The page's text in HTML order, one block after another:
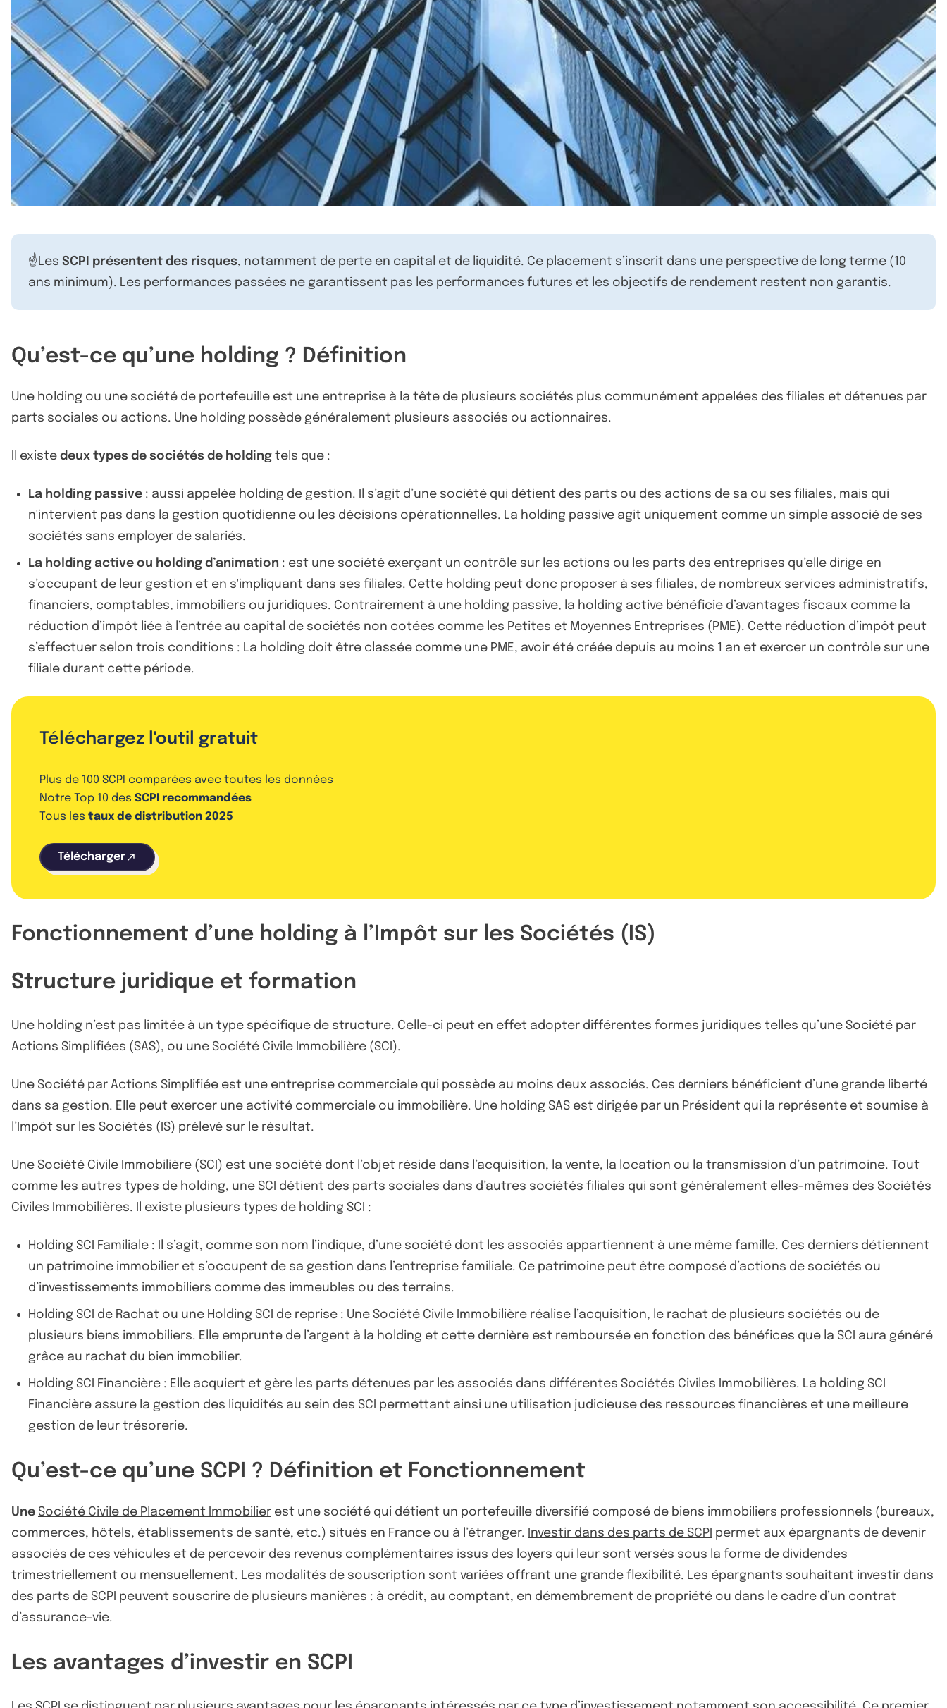
☝️Les SCPI présentent des risques, notamment de perte en capital et de liquidité. Ce placement s’inscrit dans une perspective de long terme (10
ans minimum). Les performances passées ne garantissent pas les performances futures et les objectifs de rendement restent non garantis.
Qu’est-ce qu’une holding ? Définition
Une holding ou une société de portefeuille est une entreprise à la tête de plusieurs sociétés plus communément appelées des filiales et détenues par
parts sociales ou actions. Une holding possède généralement plusieurs associés ou actionnaires.
Il existe deux types de sociétés de holding tels que :
La holding passive : aussi appelée holding de gestion. Il s’agit d’une société qui détient des parts ou des actions de sa ou ses filiales, mais qui
n'intervient pas dans la gestion quotidienne ou les décisions opérationnelles. La holding passive agit uniquement comme un simple associé de ses
sociétés sans employer de salariés.
La holding active ou holding d’animation : est une société exerçant un contrôle sur les actions ou les parts des entreprises qu’elle dirige en
s’occupant de leur gestion et en s'impliquant dans ses filiales. Cette holding peut donc proposer à ses filiales, de nombreux services administratifs,
financiers, comptables, immobiliers ou juridiques. Contrairement à une holding passive, la holding active bénéficie d’avantages fiscaux comme la
réduction d’impôt liée à l’entrée au capital de sociétés non cotées comme les Petites et Moyennes Entreprises (PME). Cette réduction d’impôt peut
s’effectuer selon trois conditions : La holding doit être classée comme une PME, avoir été créée depuis au moins 1 an et exercer un contrôle sur une
filiale durant cette période.
Téléchargez l'outil gratuit
Plus de 100 SCPI comparées avec toutes les données
Notre Top 10 des SCPI recommandées
Tous les taux de distribution 2025
Télécharger
Fonctionnement d’une holding à l’Impôt sur les Sociétés (IS)
Structure juridique et formation
Une holding n’est pas limitée à un type spécifique de structure. Celle-ci peut en effet adopter différentes formes juridiques telles qu’une Société par
Actions Simplifiées (SAS), ou une Société Civile Immobilière (SCI).
Une Société par Actions Simplifiée est une entreprise commerciale qui possède au moins deux associés. Ces derniers bénéficient d’une grande liberté
dans sa gestion. Elle peut exercer une activité commerciale ou immobilière. Une holding SAS est dirigée par un Président qui la représente et soumise à
l’Impôt sur les Sociétés (IS) prélevé sur le résultat.
Une Société Civile Immobilière (SCI) est une société dont l’objet réside dans l’acquisition, la vente, la location ou la transmission d’un patrimoine. Tout
comme les autres types de holding, une SCI détient des parts sociales dans d’autres sociétés filiales qui sont généralement elles-mêmes des Sociétés
Civiles Immobilières. Il existe plusieurs types de holding SCI :
Holding SCI Familiale : Il s’agit, comme son nom l’indique, d’une société dont les associés appartiennent à une même famille. Ces derniers détiennent
un patrimoine immobilier et s’occupent de sa gestion dans l’entreprise familiale. Ce patrimoine peut être composé d’actions de sociétés ou
d’investissements immobiliers comme des immeubles ou des terrains.
Holding SCI de Rachat ou une Holding SCI de reprise : Une Société Civile Immobilière réalise l’acquisition, le rachat de plusieurs sociétés ou de
plusieurs biens immobiliers. Elle emprunte de l’argent à la holding et cette dernière est remboursée en fonction des bénéfices que la SCI aura généré
grâce au rachat du bien immobilier.
Holding SCI Financière : Elle acquiert et gère les parts détenues par les associés dans différentes Sociétés Civiles Immobilières. La holding SCI
Financière assure la gestion des liquidités au sein des SCI permettant ainsi une utilisation judicieuse des ressources financières et une meilleure
gestion de leur trésorerie.
Qu’est-ce qu’une SCPI ? Définition et Fonctionnement
Une Société Civile de Placement Immobilier est une société qui détient un portefeuille diversifié composé de biens immobiliers professionnels (bureaux,
commerces, hôtels, établissements de santé, etc.) situés en France ou à l’étranger. Investir dans des parts de SCPI permet aux épargnants de devenir
associés de ces véhicules et de percevoir des revenus complémentaires issus des loyers qui leur sont versés sous la forme de dividendes
trimestriellement ou mensuellement. Les modalités de souscription sont variées offrant une grande flexibilité. Les épargnants souhaitant investir dans
des parts de SCPI peuvent souscrire de plusieurs manières : à crédit, au comptant, en démembrement de propriété ou dans le cadre d’un contrat
d’assurance-vie.
Les avantages d’investir en SCPI